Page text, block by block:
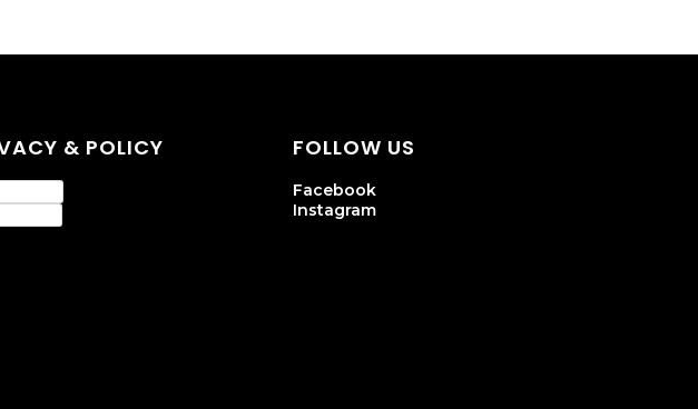
& POLICY FOLLOW US
Facebook
Instagram